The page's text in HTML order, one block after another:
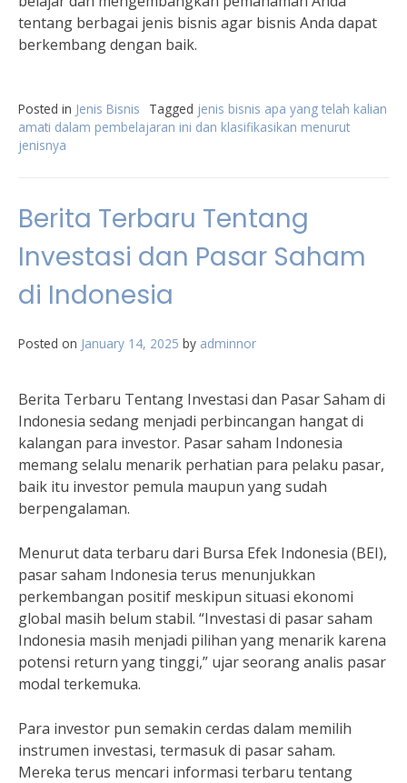
tentang berbagai jenis bisnis agar bisnis Anda dapat
berkembang dengan baik.
Posted in Jenis Bisnis Tagged jenis bisnis apa yang telah kalian
amati dalam pembelajaran ini dan klasifikasikan menurut
jenisnya
Berita Terbaru Tentang
Investasi dan Pasar Saham
di Indonesia
Posted on January 14, 2025 by adminnor
Berita Terbaru Tentang Investasi dan Pasar Saham di
Indonesia sedang menjadi perbincangan hangat di
kalangan para investor. Pasar saham Indonesia
memang selalu menarik perhatian para pelaku pasar,
baik itu investor pemula maupun yang sudah
berpengalaman.
Menurut data terbaru dari Bursa Efek Indonesia (BEI),
pasar saham Indonesia terus menunjukkan
perkembangan positif meskipun situasi ekonomi
global masih belum stabil. “Investasi di pasar saham
Indonesia masih menjadi pilihan yang menarik karena
potensi return yang tinggi,” ujar seorang analis pasar
modal terkemuka.
Para investor pun semakin cerdas dalam memilih
instrumen investasi, termasuk di pasar saham.
Mereka terus mencari informasi terbaru tentang